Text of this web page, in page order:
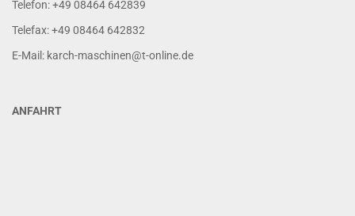
Telefon: +49 08464 642839
Telefax: +49 08464 642832
E-Mail: karch-maschinen@t-online.de
ANFAHRT